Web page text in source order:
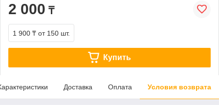
2 000 ₸
1 900 ₸ от 150 шт.
Купить
Доставка Оплата Условия возврата